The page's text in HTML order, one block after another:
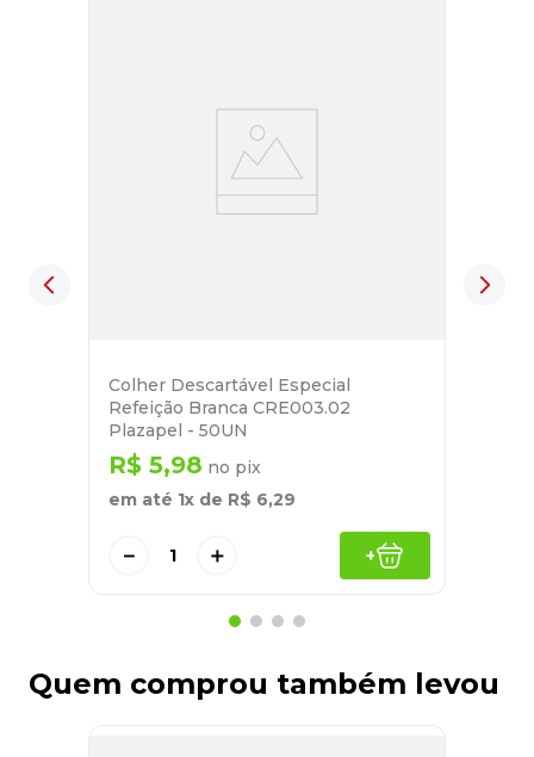
Colher Descartável Especial
Refeição Branca CRE003.02
Plazapel - 50UN
R$ 5,98 no pix
em até 1x de R$ 6,29
＋
－ +
Quem comprou também levou